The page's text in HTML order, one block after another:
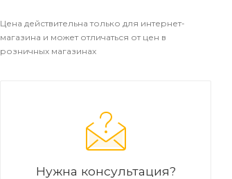
Цена действительна только для интернет-
магазина и может отличаться от цен в
розничных магазинах
Нужна консультация?